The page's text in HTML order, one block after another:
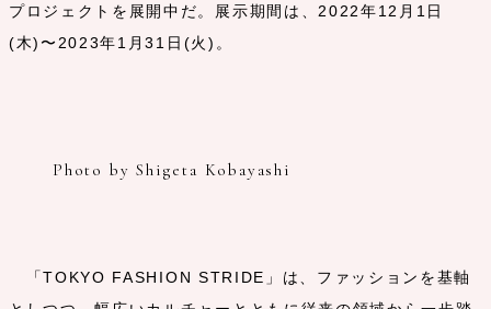
プロジェクトを展開中だ。展示期間は、2022年12月1日
(木)〜2023年1月31日(火)。
Photo by Shigeta Kobayashi
「TOKYO FASHION STRIDE」は、ファッションを基軸